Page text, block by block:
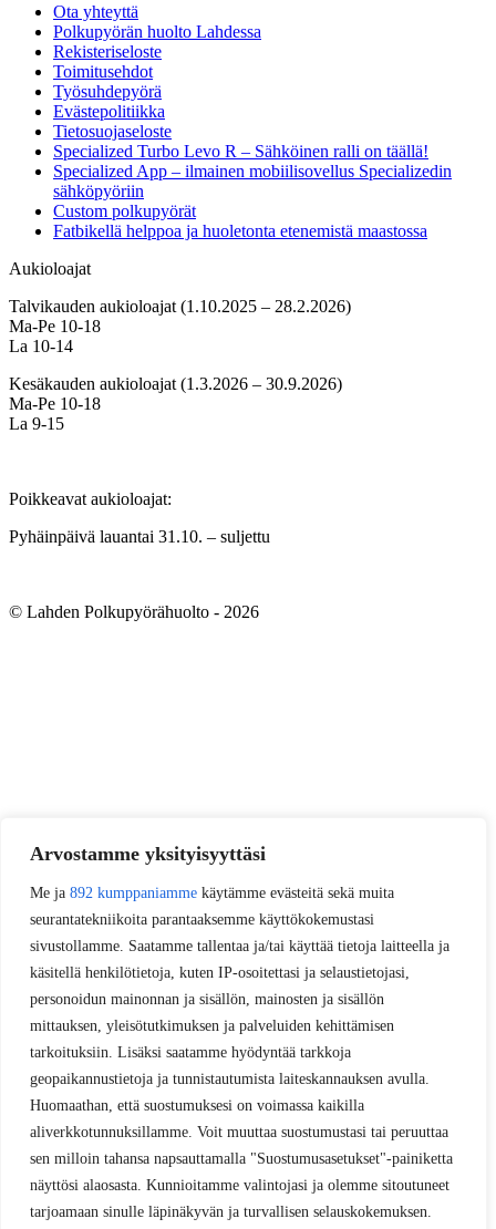
Arvostamme yksityisyyttäsi
Me ja 892 kumppaniamme käytämme evästeitä sekä muita
seurantatekniikoita parantaaksemme käyttökokemustasi
sivustollamme. Saatamme tallentaa ja/tai käyttää tietoja laitteella ja
käsitellä henkilötietoja, kuten IP-osoitettasi ja selaustietojasi,
personoidun mainonnan ja sisällön, mainosten ja sisällön
mittauksen, yleisötutkimuksen ja palveluiden kehittämisen
tarkoituksiin. Lisäksi saatamme hyödyntää tarkkoja
geopaikannustietoja ja tunnistautumista laiteskannauksen avulla.
Huomaathan, että suostumuksesi on voimassa kaikilla
aliverkkotunnuksillamme. Voit muuttaa suostumustasi tai peruuttaa
sen milloin tahansa napsauttamalla "Suostumusasetukset"-painiketta
näyttösi alaosasta. Kunnioitamme valintojasi ja olemme sitoutuneet
tarjoamaan sinulle läpinäkyvän ja turvallisen selauskokemuksen.
Ota yhteyttä
Polkupyörän huolto Lahdessa
Rekisteriseloste
Toimitusehdot
Työsuhdepyörä
Evästepolitiikka
Tietosuojaseloste
Specialized Turbo Levo R – Sähköinen ralli on täällä!
Specialized App – ilmainen mobiilisovellus Specializedin
sähköpyöriin
Custom polkupyörät
Fatbikellä helppoa ja huoletonta etenemistä maastossa
Aukioloajat
Talvikauden aukioloajat (1.10.2025 – 28.2.2026)
Ma-Pe 10-18
La 10-14
Kesäkauden aukioloajat (1.3.2026 – 30.9.2026)
Ma-Pe 10-18
La 9-15
Poikkeavat aukioloajat:
Pyhäinpäivä lauantai 31.10. – suljettu
© Lahden Polkupyörähuolto - 2026